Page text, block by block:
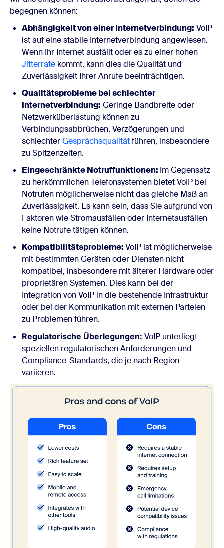
begegnen können:
Abhängigkeit von einer Internetverbindung: VoIP
ist auf eine stabile Internetverbindung angewiesen.
Wenn Ihr Internet ausfällt oder es zu einer hohen
Jitterrate kommt, kann dies die Qualität und
Zuverlässigkeit Ihrer Anrufe beeinträchtigen.
Qualitätsprobleme bei schlechter
Internetverbindung: Geringe Bandbreite oder
Netzwerküberlastung können zu
Verbindungsabbrüchen, Verzögerungen und
schlechterGesprächsqualitätführen, insbesondere
zu Spitzenzeiten.
Eingeschränkte Notruffunktionen: Im Gegensatz
zu herkömmlichen Telefonsystemen bietet VoIP bei
Notrufen möglicherweise nicht das gleiche Maß an
Zuverlässigkeit. Es kann sein, dass Sie aufgrund von
Faktoren wie Stromausfällen oder Internetausfällen
keine Notrufe tätigen können.
Kompatibilitätsprobleme:VoIP ist möglicherweise
mit bestimmten Geräten oder Diensten nicht
kompatibel, insbesondere mit älterer Hardware oder
proprietären Systemen. Dies kann bei der
Integration von VoIP in die bestehende Infrastruktur
oder bei der Kommunikation mit externen Parteien
zu Problemen führen.
Regulatorische Überlegungen: VoIP unterliegt
speziellen regulatorischen Anforderungen und
Compliance-Standards, die je nach Region
variieren.